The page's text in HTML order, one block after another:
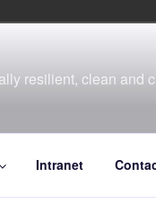
resilient, clean and
Intranet